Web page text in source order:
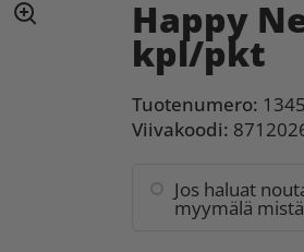
Happy
kpl/pkt
Tuotenumero:
Viivakoodi:
Jos haluat
myymälä